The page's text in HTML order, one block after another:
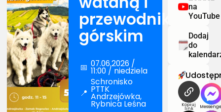
przewodnikiem
górskim
📅 07.06.2026 /
11:00 / niedziela
📍
Schronisko
PTTK
Andrzejówka,
Rybnica Leśna
na
YouTube
Dodaj
do
Kopiuj
link